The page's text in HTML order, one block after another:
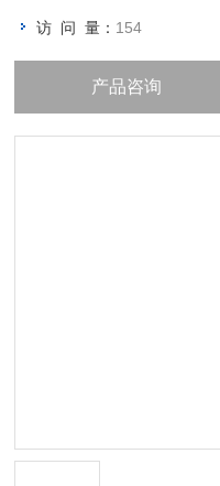
访 问 量： 154
产品咨询